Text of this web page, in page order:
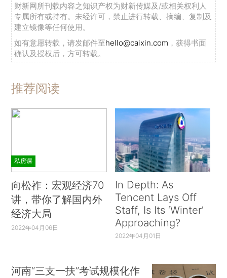
财新网所刊载内容之知识产权为财新传媒及/或相关权利人
专属所有或持有。未经许可，禁止进行转载、摘编、复制及
建立镜像等任何使用。
如有意愿转载，请发邮件至hello@caixin.com ，获得书面
确认及授权后，方可转载。
推荐阅读
私房课
向松祚：宏观经济70
讲，带你了解国内外
经济大局
2022年04月06日
In Depth: As
Tencent Lays Off
Staff, Is Its ‘Winter’
Approaching?
2022年04月01日
河南“三支一扶”考试规模化作